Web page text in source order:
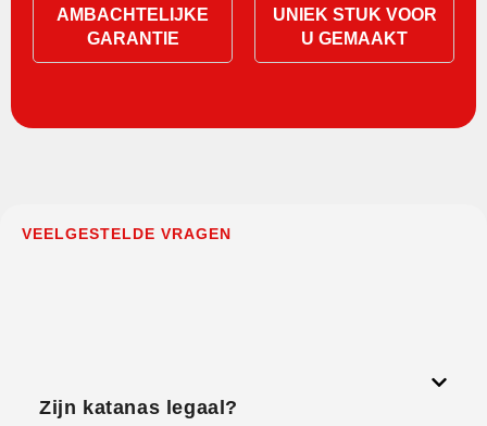
AMBACHTELIJKE
GARANTIE
UNIEK STUK VOOR
U GEMAAKT
VEELGESTELDE VRAGEN
Zijn katanas legaal?